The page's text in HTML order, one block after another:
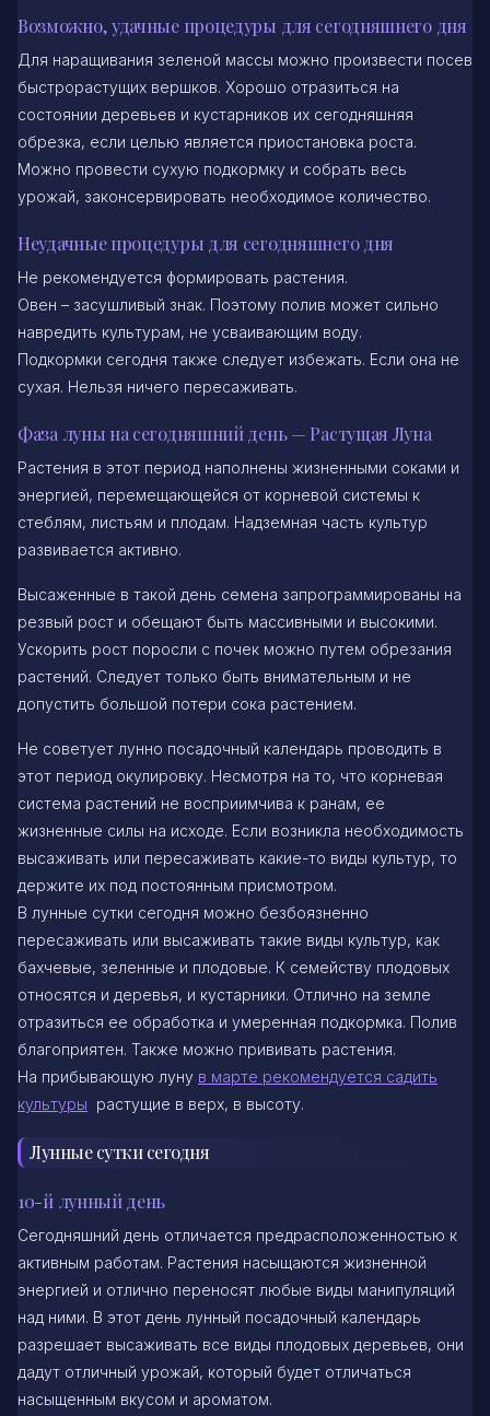
Возможно, удачные процедуры для сегодняшнего дня
Для наращивания зеленой массы можно произвести посев
быстрорастущих вершков. Хорошо отразиться на
состоянии деревьев и кустарников их сегодняшняя
обрезка, если целью является приостановка роста.
Можно провести сухую подкормку и собрать весь
урожай, законсервировать необходимое количество.
Неудачные процедуры для сегодняшнего дня
Не рекомендуется формировать растения.
Овен – засушливый знак. Поэтому полив может сильно
навредить культурам, не усваивающим воду.
Подкормки сегодня также следует избежать. Если она не
сухая. Нельзя ничего пересаживать.
Фаза луны на сегодняшний день — Растущая Луна
Растения в этот период наполнены жизненными соками и
энергией, перемещающейся от корневой системы к
стеблям, листьям и плодам. Надземная часть культур
развивается активно.
Высаженные в такой день семена запрограммированы на
резвый рост и обещают быть массивными и высокими.
Ускорить рост поросли с почек можно путем обрезания
растений. Следует только быть внимательным и не
допустить большой потери сока растением.
Не советует лунно посадочный календарь проводить в
этот период окулировку. Несмотря на то, что корневая
система растений не восприимчива к ранам, ее
жизненные силы на исходе. Если возникла необходимость
высаживать или пересаживать какие-то виды культур, то
держите их под постоянным присмотром.
В лунные сутки сегодня можно безбоязненно
пересаживать или высаживать такие виды культур, как
бахчевые, зеленные и плодовые. К семейству плодовых
относятся и деревья, и кустарники. Отлично на земле
отразиться ее обработка и умеренная подкормка. Полив
благоприятен. Также можно прививать растения.
На прибывающую луну в марте рекомендуется садить
культуры растущие в верх, в высоту.
Лунные сутки сегодня
10-й лунный день
Сегодняшний день отличается предрасположенностью к
активным работам. Растения насыщаются жизненной
энергией и отлично переносят любые виды манипуляций
над ними. В этот день лунный посадочный календарь
разрешает высаживать все виды плодовых деревьев, они
дадут отличный урожай, который будет отличаться
насыщенным вкусом и ароматом.